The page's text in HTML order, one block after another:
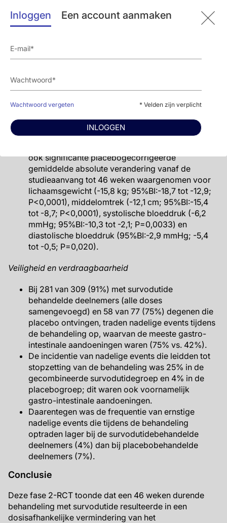
Inloggen Een account aanmaken
Wachtwoord vergeten * Velden zijn verplicht
INLOGGEN
van -3,4% (95%BI: -6,3% tot -0,4%; P=0,026)
voor survodutide 0,6 mg tot -12,1% (95%BI: -15,0%
Onder de 64 deelnemers die survodutide 4,8 mg
kregen, bereikten 53 (83%) een
(69%) vertoonden een
lichaamsgewichtsvermindering ≥10% en 35 (55%)
bereikten een lichaamsgewichtsverlies ≥15%,
en 3 (6%) van de 54 deelnemers die placebo
kregen.
ook significante placebogecorrigeerde
gemiddelde absolute verandering vanaf de
studieaanvang tot 46 weken waargenomen voor
lichaamsgewicht (-15,8 kg; 95%BI:-18,7 tot -12,9;
P<0,0001), middelomtrek (-12,1 cm; 95%BI:-15,4
tot -8,7; P<0,0001), systolische bloeddruk (-6,2
mmHg; 95%BI:-10,3 tot -2,1; P=0,0033) en
diastolische bloeddruk (95%BI:-2,9 mmHg; -5,4
tot -0,5; P=0,020).
Veiligheid en verdraagbaarheid
Bij 281 van 309 (91%) met survodutide
behandelde deelnemers (alle doses
samengevoegd) en 58 van 77 (75%) degenen die
placebo ontvingen, traden nadelige events tijdens
de behandeling op, waarvan de meeste gastro-
intestinale aandoeningen waren (75% vs. 42%).
De incidentie van nadelige events die leidden tot
stopzetting van de behandeling was 25% in de
gecombineerde survodutidegroep en 4% in de
placebogroep; dit waren ook voornamelijk
gastro-intestinale aandoeningen.
Daarentegen was de frequentie van ernstige
nadelige events die tijdens de behandeling
optraden lager bij de survodutidebehandelde
deelnemers (4%) dan bij placebobehandelde
deelnemers (7%).
Conclusie
Deze fase 2-RCT toonde dat een 46 weken durende
behandeling met survodutide resulteerde in een
dosisafhankelijke vermindering van het